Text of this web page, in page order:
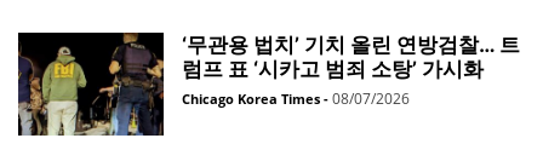
‘무관용 법치’ 기치 올린 연방검찰… 트
럼프 표 ‘시카고 범죄 소탕’ 가시화
Chicago Korea Times - 08/07/2026